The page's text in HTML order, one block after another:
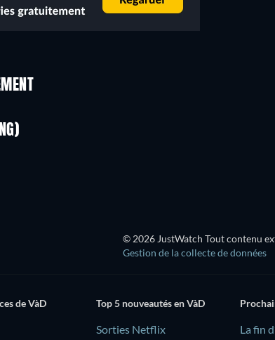
© 2026 JustWatch Tout contenu
Gestion de la collecte de données
de VàD Top 5 nouveautés en VàD
Sorties Netflix La fin